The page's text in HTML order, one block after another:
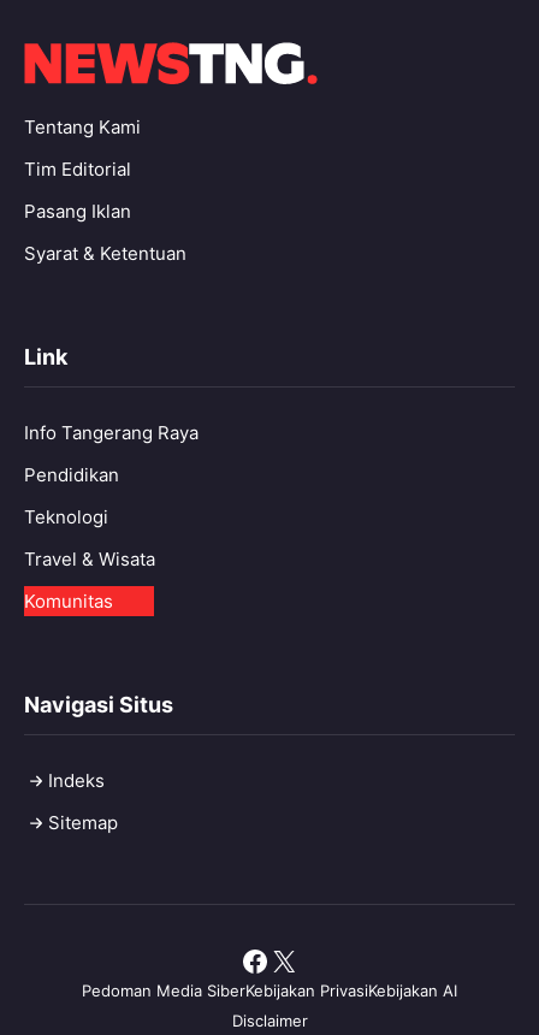
Tentang Kami
Tim Editorial
Pasang Iklan
Syarat & Ketentuan
Link
Info Tangerang Raya
Pendidikan
Teknologi
Travel & Wisata
Komunitas
Navigasi Situs
Indeks
Sitemap
Pedoman Media SiberKebijakan PrivasiKebijakan AI
Disclaimer
Facebook
X